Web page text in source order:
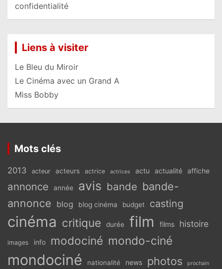
confidentialité
Liens à visiter
Le Bleu du Miroir
Le Cinéma avec un Grand A
Miss Bobby
Mots clés
2013 acteur acteurs actrice actrices actu actualité affiche
annonce année avis bande bande-
annonce blog blog cinéma budget casting
cinéma critique durée film films histoire
images info modociné mondo-ciné
mondociné nationalité news photos prochain